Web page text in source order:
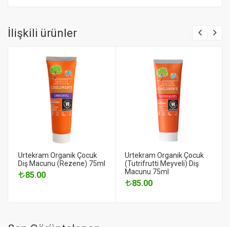
İlişkili ürünler
Urtekram Organik Çocuk
Diş Macunu (Rezene) 75ml
85.00
Urtekram Organik Çocuk
(Tutrifrutti Meyveli) Diş
Macunu 75ml
85.00